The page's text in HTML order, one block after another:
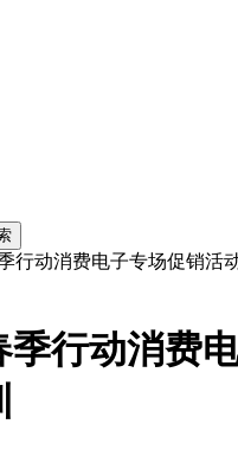
行动消费电子专场促销活
季行动消费